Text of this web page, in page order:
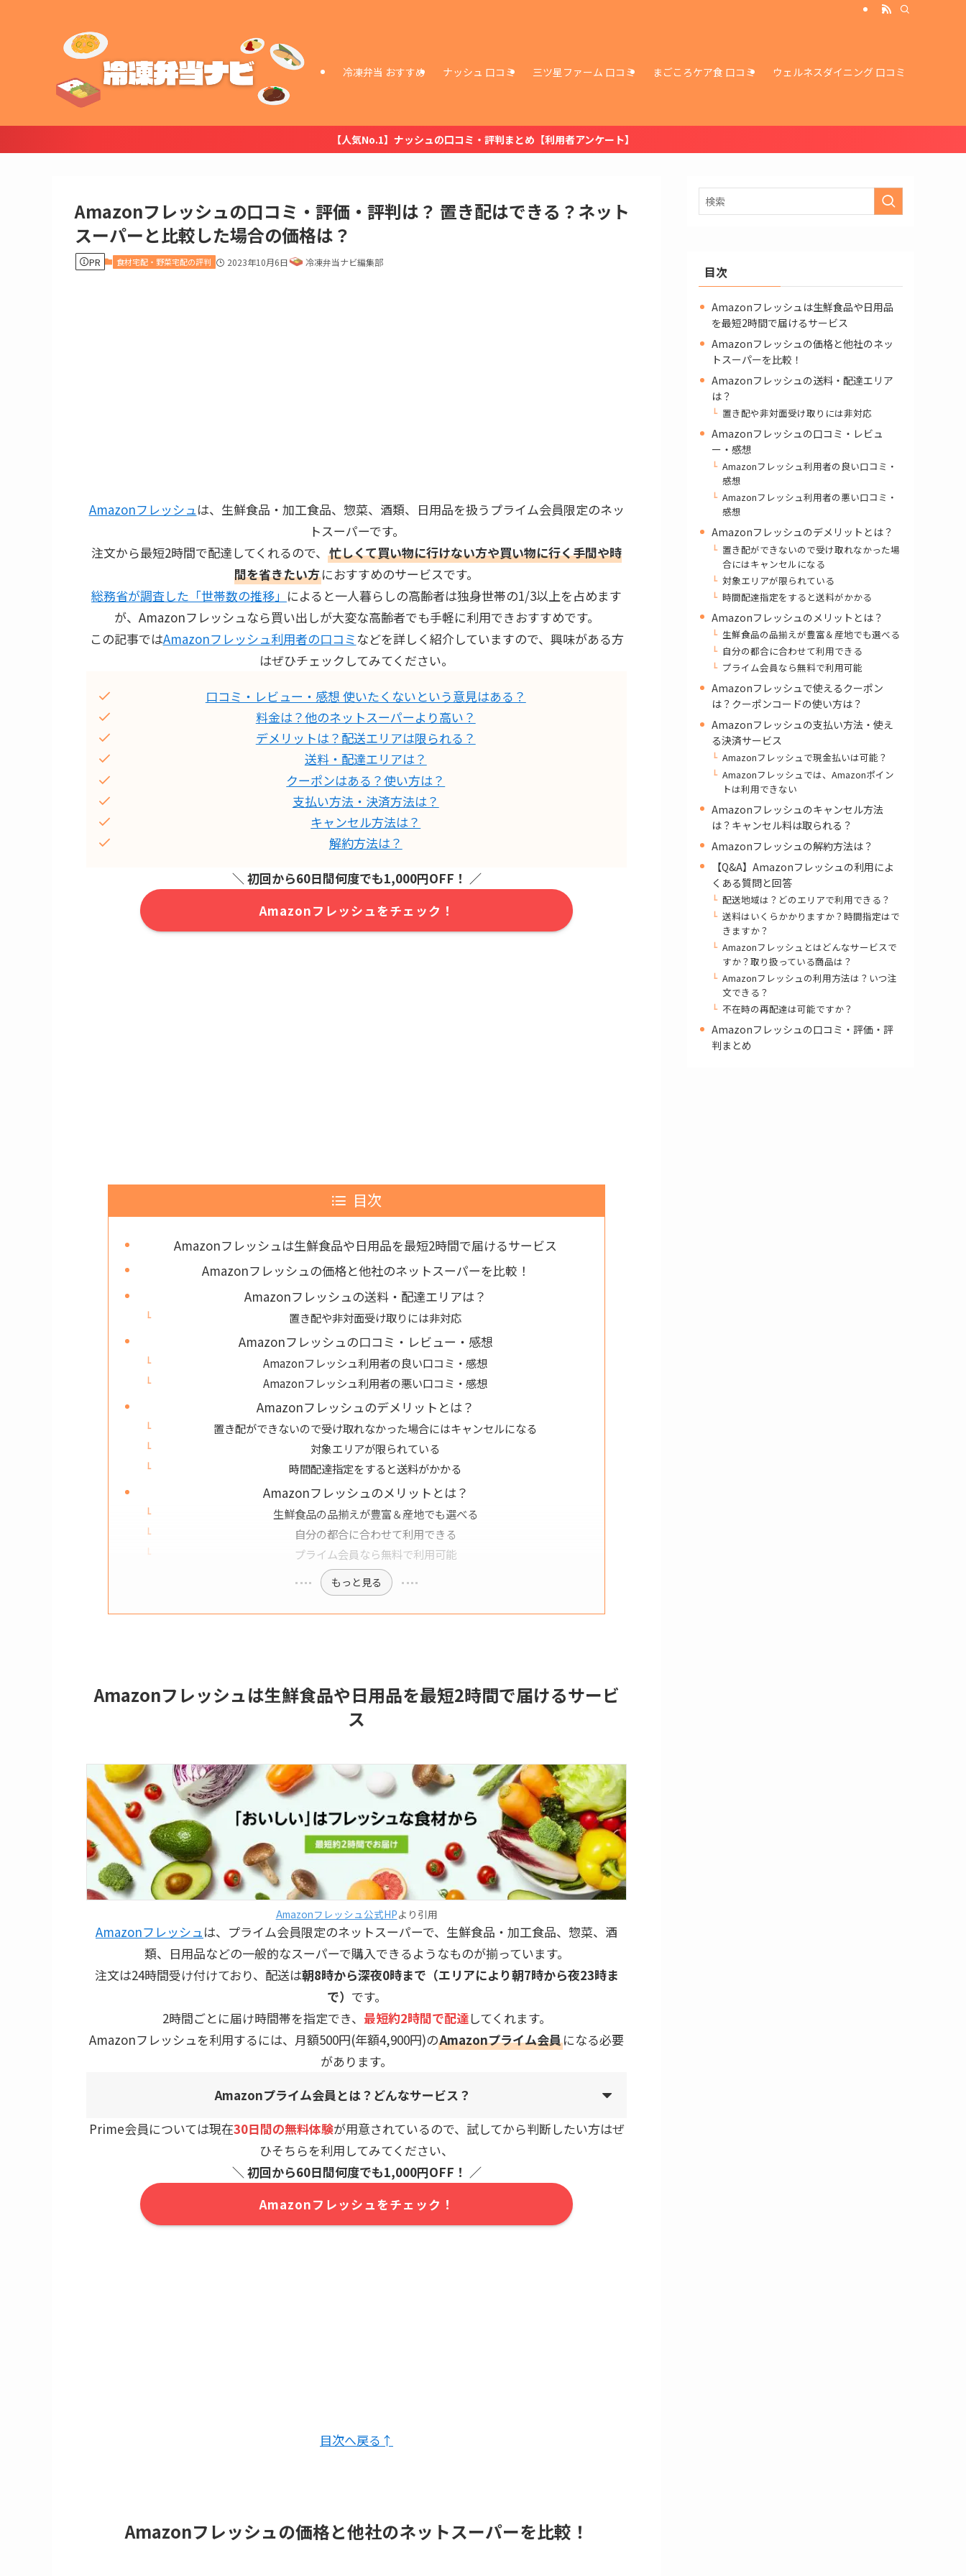
冷凍弁当 おすすめ ナッシュ 口コミ 三ツ星ファーム 口コミ まごころケア食 口コミ ウェルネスダイニング 口コミ
【人気No.1】ナッシュの口コミ・評判まとめ【利用者アンケート】
Amazonフレッシュの口コミ・評価・評判は？ 置き配はできる？ネット
スーパーと比較した場合の価格は？
PR 食材宅配・野菜宅配の評判 2023年10月6日 冷凍弁当ナビ編集部
Amazonフレッシュは、生鮮食品・加工食品、惣菜、酒類、日用品を扱うプライム会員限定のネッ
トスーパーです。
注文から最短2時間で配達してくれるので、 忙しくて買い物に行けない方や買い物に行く手間や時
間を省きたい方におすすめのサービスです。
総務省が調査した「世帯数の推移」 によると一人暮らしの高齢者は独身世帯の1/3以上を占めます
が、Amazonフレッシュなら買い出しが大変な高齢者でも手軽に利用できおすすめです。
この記事ではAmazonフレッシュ利用者の口コミ などを詳しく紹介していますので、興味がある方
はぜひチェックしてみてください。
口コミ・レビュー・感想 使いたくないという意見はある？
料金は？他のネットスーパーより高い？
デメリットは？配送エリアは限られる？
送料・配達エリアは？
クーポンはある？使い方は？
支払い方法・決済方法は？
キャンセル方法は？
解約方法は？
＼ 初回から60日間何度でも1,000円OFF！ ／
Amazonフレッシュをチェック！
目次
Amazonフレッシュは生鮮食品や日用品を最短2時間で届けるサービス
Amazonフレッシュの価格と他社のネットスーパーを比較！
Amazonフレッシュの送料・配達エリアは？
置き配や非対面受け取りには非対応
Amazonフレッシュの口コミ・レビュー・感想
Amazonフレッシュ利用者の良い口コミ・感想
Amazonフレッシュ利用者の悪い口コミ・感想
Amazonフレッシュのデメリットとは？
置き配ができないので受け取れなかった場合にはキャンセルになる
対象エリアが限られている
時間配達指定をすると送料がかかる
Amazonフレッシュのメリットとは？
生鮮食品の品揃えが豊富＆産地でも選べる
自分の都合に合わせて利用できる
プライム会員なら無料で利用可能
もっと見る
Amazonフレッシュは生鮮食品や日用品を最短2時間で届けるサービ
ス
Amazonフレッシュ公式HPより引用
Amazonフレッシュは、プライム会員限定のネットスーパーで、生鮮食品・加工食品、惣菜、酒
類、日用品などの一般的なスーパーで購入できるようなものが揃っています。
注文は24時間受け付けており、配送は朝8時から深夜0時まで（エリアにより朝7時から夜23時ま
で） です。
2時間ごとに届け時間帯を指定でき、 最短約2時間で配達してくれます。
Amazonフレッシュを利用するには、月額500円(年額4,900円)のAmazonプライム会員になる必要
があります。
Amazonプライム会員とは？どんなサービス？
Prime会員については現在30日間の無料体験が用意されているので、試してから判断したい方はぜ
ひそちらを利用してみてください、
＼ 初回から60日間何度でも1,000円OFF！ ／
Amazonフレッシュをチェック！
目次へ戻る↑
Amazonフレッシュの価格と他社のネットスーパーを比較！
目次
Amazonフレッシュは生鮮食品や日用品
を最短2時間で届けるサービス
Amazonフレッシュの価格と他社のネッ
トスーパーを比較！
Amazonフレッシュの送料・配達エリア
は？
置き配や非対面受け取りには非対応
Amazonフレッシュの口コミ・レビュ
ー・感想
Amazonフレッシュ利用者の良い口コミ・
感想
Amazonフレッシュ利用者の悪い口コミ・
感想
Amazonフレッシュのデメリットとは？
置き配ができないので受け取れなかった場
合にはキャンセルになる
対象エリアが限られている
時間配達指定をすると送料がかかる
Amazonフレッシュのメリットとは？
生鮮食品の品揃えが豊富＆産地でも選べる
自分の都合に合わせて利用できる
プライム会員なら無料で利用可能
Amazonフレッシュで使えるクーポン
は？クーポンコードの使い方は？
Amazonフレッシュの支払い方法・使え
る決済サービス
Amazonフレッシュで現金払いは可能？
Amazonフレッシュでは、Amazonポイン
トは利用できない
Amazonフレッシュのキャンセル方法
は？キャンセル料は取られる？
Amazonフレッシュの解約方法は？
【Q&A】Amazonフレッシュの利用によ
くある質問と回答
配送地域は？どのエリアで利用できる？
送料はいくらかかりますか？時間指定はで
きますか？
Amazonフレッシュとはどんなサービスで
すか？取り扱っている商品は？
Amazonフレッシュの利用方法は？いつ注
文できる？
不在時の再配達は可能ですか？
Amazonフレッシュの口コミ・評価・評
判まとめ